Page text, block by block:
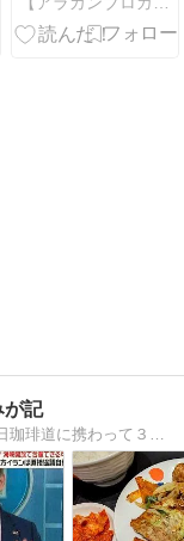
「ジューシー
チキン 旨辛ガ
が記
コーヒー豆とシロップ卸売り会社社長の毎日珈琲道に携わって３７年、サニーフーヅ社長の日々の行動を綴ったオンオフ日記。